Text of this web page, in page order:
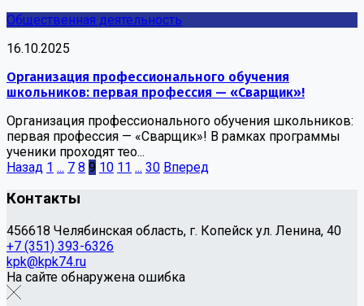
Общественная деятельность
16.10.2025
Организация профессионального обучения
школьников: первая профессия — «Сварщик»!
Организация профессионального обучения школьников:
первая профессия — «Сварщик»! В рамках программы
ученики проходят тео...
Назад 1 ... 7 8 9 10 11 ... 30 Вперед
Контакты
456618 Челябинская область, г. Копейск ул. Ленина, 40
+7 (351) 393-6326
kpk@kpk74.ru
На сайте обнаружена ошибка